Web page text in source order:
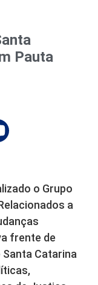
Pauta
o Grupo
a
frente de
Catarina